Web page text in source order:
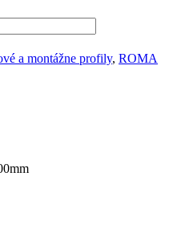
a montážne profily, ROMA